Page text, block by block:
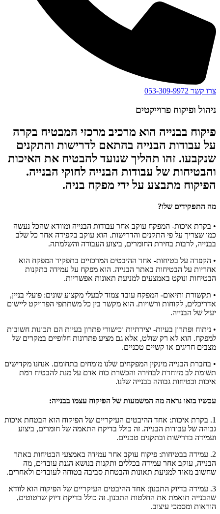
צרו קשר 053-309-9972
ניהול ופיקוח פרוייקטים
פיקוח בבנייה הוא מרכיב מרכזי המבטיח בקרה
על עבודות הבנייה בהתאם לדרישות והתקנים
שנקבעו. זהו תהליך שנועד להבטיח את האיכות
והבטיחות של עבודות הבנייה לחוקי הבנייה.
הפיקוח מתבצע על ידי מפקח בניה.
מה התפקידים שלו?
• בקרת איכות- המפקח עוקב אחר עבודות הבנייה ומוודא שהכל נעשה
כמו שצריך על פי התקנים והדרישות. הוא עוקב בקפידה אחר כל שלב
בבנייה, לרבות בחירת החומרים, ביצוע העבודה והשלמתה.
• הקפדה על בטיחות- אחד ההיבטים המרכזיים בתפקיד המפקח הוא
אחריות על הבטיחות באתר הבנייה. הוא מפקח על עמידה בתקנות
הבטיחות ונוקט באמצעים למניעת תאונות אפשריות.
• תקשורת ותיאום- המפקח עובד צמוד לבעלי מקצוע שונים: פועלי בניין,
אדריכלים, לקוחות ורשויות. הוא מקשר בין כל משתתפי הפרויקט ליישום
יעיל של הבנייה.
• ניתוח ופתרון בעיות- יצירתיות וכישורי פתרון בעיות הם תכונות חשובות
למפקח. הוא לא רק שולט, אלא גם מציע פתרונות חלופיים במקרים של
מצבים חריגים או קשיים טכניים.
• בחברת הבנייה מינקין המפקחים שלנו מומחים בתחומם. אנחנו מקדישים
תשומת לב מיוחדת לבחירה והכשרת כוח אדם על מנת להבטיח רמת
איכות ובטיחות גבוהה בבנייה שלנו.
עכשיו בואו נראה מה המשמעות של הפיקוח עצמו בבנייה:
1. בקרת איכות: אחד ההיבטים העיקריים של הפיקוח הוא הבטחת איכות
גבוהה של עבודות הבנייה. זה כולל בדיקת התאמה של חומרים, ביצוע
ועמידה בדרישות ובתקנים טכניים.
2. עמידה בבטיחות: פיקוח עוקב אחר עמידה באמצעי הבטיחות באתר
הבנייה, עוקב אחר עמידה בכללים ותקנות בנושא הגנת עובדים, מה
שחשוב מאוד למניעת תאונות והבטחת סביבה בטוחה לעובדים ולאחרים.
3. עמידה בדיוק התכנון: אחד ההיבטים העיקריים של הפיקוח הוא לוודא
שהבנייה תואמת את החלטות התכנון. זה כולל בדיקת דיוק שרטוטים,
הוראות ומסמכי עיצוב.